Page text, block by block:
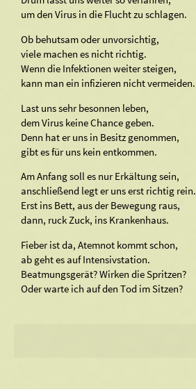
um den Virus in die Flucht zu schlagen.
Ob behutsam oder unvorsichtig,
viele machen es nicht richtig.
Wenn die Infektionen weiter steigen,
kann man ein infizieren nicht vermeiden.
Last uns sehr besonnen leben,
dem Virus keine Chance geben.
Denn hat er uns in Besitz genommen,
gibt es für uns kein entkommen.
Am Anfang soll es nur Erkältung sein,
anschließend legt er uns erst richtig rein.
Erst ins Bett, aus der Bewegung raus,
dann, ruck Zuck, ins Krankenhaus.
Fieber ist da, Atemnot kommt schon,
ab geht es auf Intensivstation.
Beatmungsgerät? Wirken die Spritzen?
Oder warte ich auf den Tod im Sitzen?